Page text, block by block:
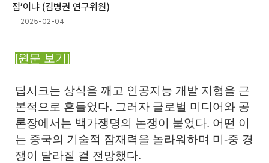
점’이냐 (김병권 연구위원)
2025-02-04
[원문 보기]
딥시크는 상식을 깨고 인공지능 개발 지형을 근
본적으로 흔들었다. 그러자 글로벌 미디어와 공
론장에서는 백가쟁명의 논쟁이 붙었다. 어떤 이
는 중국의 기술적 잠재력을 놀라워하며 미-중 경
쟁이 달라질 걸 전망했다.